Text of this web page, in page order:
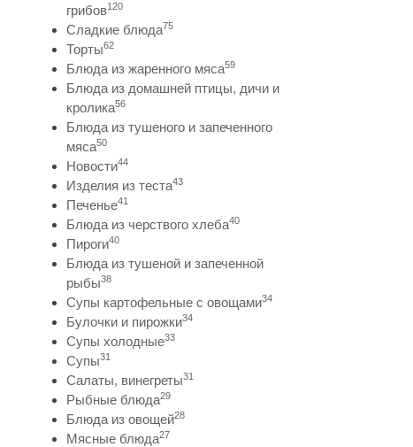
грибов120
Сладкие блюда75
Торты62
Блюда из жаренного мяса59
Блюда из домашней птицы, дичи и
кролика56
Блюда из тушеного и запеченного
мяса50
Новости44
Изделия из теста43
Печенье41
Блюда из черствого хлеба40
Пироги40
Блюда из тушеной и запеченной
рыбы38
Супы картофельные с овощами34
Булочки и пирожки34
Супы холодные33
Супы31
Салаты, винегреты31
Рыбные блюда29
Блюда из овощей28
Мясные блюда27